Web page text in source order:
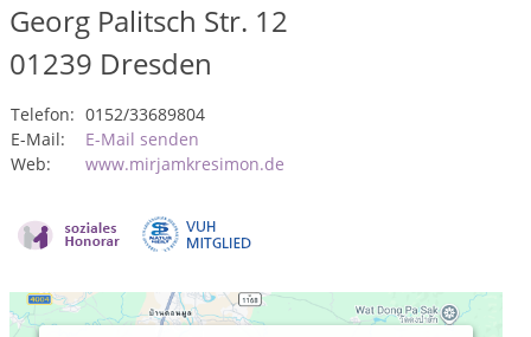
Georg Palitsch Str. 12
01239 Dresden
Telefon: 0152/33689804
E-Mail:
E-Mail senden
Web:
www.mirjamkresimon.de